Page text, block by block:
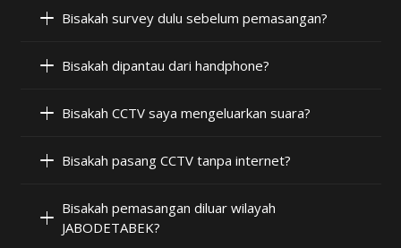
Bisakah survey dulu sebelum pemasangan?
Bisakah dipantau dari handphone?
Bisakah CCTV saya mengeluarkan suara?
Bisakah pasang CCTV tanpa internet?
Bisakah pemasangan diluar wilayah
JABODETABEK?